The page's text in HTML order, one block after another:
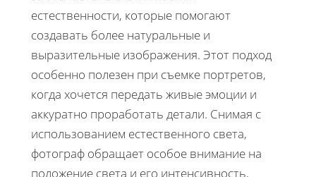
естественности, которые помогают
создавать более натуральные и
выразительные изображения. Этот подход
особенно полезен при съемке портретов,
когда хочется передать живые эмоции и
аккуратно проработать детали. Снимая с
использованием естественного света,
фотограф обращает особое внимание на
положение света и его интенсивность,